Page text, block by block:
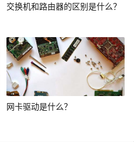
交换机和路由器的区别是什么？
网卡驱动是什么？